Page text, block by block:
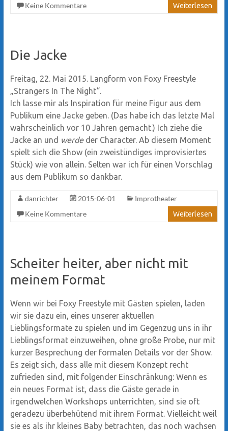
Keine Kommentare Weiterlesen
Die Jacke
Freitag, 22. Mai 2015. Langform von Foxy Freestyle
„Strangers In The Night“.
Ich lasse mir als Inspiration für meine Figur aus dem
Publikum eine Jacke geben. (Das habe ich das letzte Mal
wahrscheinlich vor 10 Jahren gemacht.) Ich ziehe die
Jacke an und werdeder Character. Ab diesem Moment
spielt sich die Show (ein zweistündiges improvisiertes
Stück) wie von allein. Selten war ich für einen Vorschlag
aus dem Publikum so dankbar.
danrichter 2015-06-01
Improtheater
Keine Kommentare
Weiterlesen
Scheiter heiter, aber nicht mit
meinem Format
Wenn wir bei Foxy Freestyle mit Gästen spielen, laden
wir sie dazu ein, eines unserer aktuellen
Lieblingsformate zu spielen und im Gegenzug uns in ihr
Lieblingsformat einzuweihen, ohne große Probe, nur mit
kurzer Besprechung der formalen Details vor der Show.
Es zeigt sich, dass alle mit diesem Konzept recht
zufrieden sind, mit folgender Einschränkung: Wenn es
ein neues Format ist, dass die Gäste gerade in
irgendwelchen Workshops unterrichten, sind sie oft
geradezu überbehütend mit ihrem Format. Vielleicht weil
sie es als ihr kleines Baby betrachten, das noch wachsen